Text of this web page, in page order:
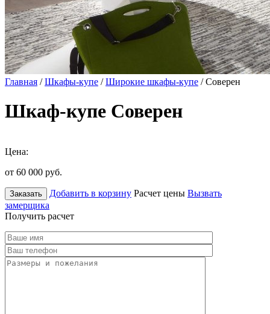
Главная /Шкафы-купе /Широкие шкафы-купе / Соверен
Шкаф-купе Соверен
Цена:
от 60 000 руб.
Заказать Добавить в корзину Расчет цены Вызвать
замерщика
Получить расчет